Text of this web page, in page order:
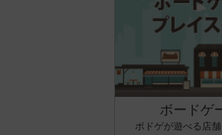
ボードゲ
ボドゲが遊べる店